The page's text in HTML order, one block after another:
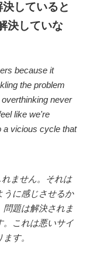
していると
決していな
because it
the problem
never
like we're
a vicious cycle that
ません。それは
うに感じさせるか
問題は解決されま
。これは悪いサイ
す。